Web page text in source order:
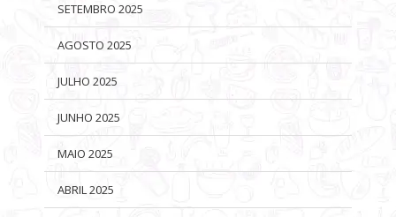
SETEMBRO 2025
AGOSTO 2025
JULHO 2025
JUNHO 2025
MAIO 2025
ABRIL 2025